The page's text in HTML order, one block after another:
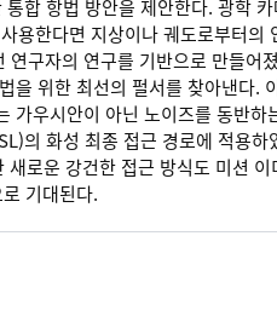
합 항법 방안을 제안한다. 광학
한다면 지상이나 궤도로부터
구자의 연구를 기반으로 만들어
위한 최선의 펄서를 찾아낸다.
우시안이 아닌 노이즈를 동반
의 화성 최종 접근 경로에 적용
로운 강건한 접근 방식도 미션
기대된다.